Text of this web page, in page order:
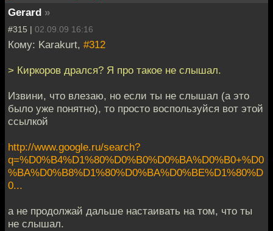
Gerard »
#315 | 02.09.09 16:16
Кому: Karakurt, #312
> Киркоров дрался? Я про такое не слышал.
Извини, что влезаю, но если ты не слышал (а это
было уже понятно), то просто воспользуйся вот этой
ссылкой
http://www.google.ru/search?
q=%D0%B4%D1%80%D0%B0%D0%BA%D0%B0+%D0
%BA%D0%B8%D1%80%D0%BA%D0%BE%D1%80%D
0...
а не продолжай дальше настаивать на том, что ты
не слышал.